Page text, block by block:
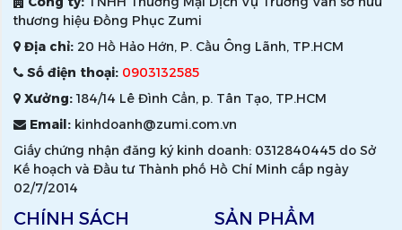
thương hiệu Đồng Phục Zumi
Địa chỉ: 20 Hồ Hảo Hớn, P. Cầu Ông Lãnh, TP.HCM
Số điện thoại: 0903132585
Xưởng:184/14 Lê Đình Cẩn, p. Tân Tạo, TP.HCM
Email: kinhdoanh@zumi.com.vn
Giấy chứng nhận đăng ký kinh doanh: 0312840445 do Sở
Kế hoạch và Đầu tư Thành phố Hồ Chí Minh cấp ngày
02/7/2014
CHÍNH SÁCH SẢN PHẨM